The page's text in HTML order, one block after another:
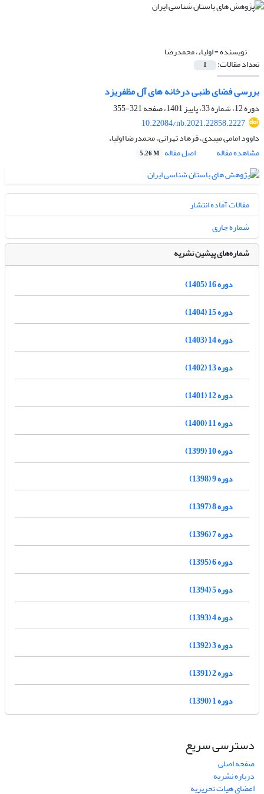
نویسنده =اولیاء، محمدرضا
تعداد مقالات: 1
بررسی فضای طنبی درخانه های آل مظفریزد
دوره 12، شماره 33، پاییز 1401، صفحه
321-355
10.22084/nb.2021.22858.2227
داوود امامی میبدی، فرهاد تهرانی، محمدرضا اولیاء
مشاهده مقاله
اصل مقاله 5.26 M
مقالات آماده انتشار
شماره جاری
شماره‌های پیشین نشریه
دوره 16 (1405)
دوره 15 (1404)
دوره 14 (1403)
دوره 13 (1402)
دوره 12 (1401)
دوره 11 (1400)
دوره 10 (1399)
دوره 9 (1398)
دوره 8 (1397)
دوره 7 (1396)
دوره 6 (1395)
دوره 5 (1394)
دوره 4 (1393)
دوره 3 (1392)
دوره 2 (1391)
دوره 1 (1390)
دسترسی سریع
صفحه اصلی
درباره نشریه
اعضای هیات تحریریه